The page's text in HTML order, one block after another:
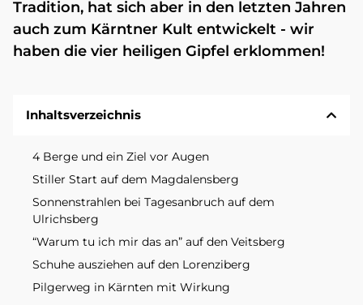
Tradition, hat sich aber in den letzten Jahren
auch zum Kärntner Kult entwickelt - wir
haben die vier heiligen Gipfel erklommen!
Inhaltsverzeichnis
4 Berge und ein Ziel vor Augen
Stiller Start auf dem Magdalensberg
Sonnenstrahlen bei Tagesanbruch auf dem
Ulrichsberg
“Warum tu ich mir das an” auf den Veitsberg
Schuhe ausziehen auf den Lorenziberg
Pilgerweg in Kärnten mit Wirkung